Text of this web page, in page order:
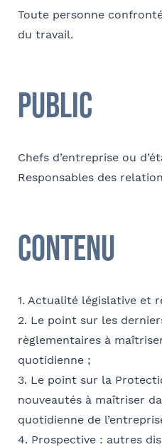
Toute personne
du travail.
Public
Chefs d’entreprise ou
Responsables des
Contenu
1. Actualité législative et
2. Le point sur les
règlementaires à
quotidienne ;
3. Le point sur la
nouveautés à maîtriser
quotidienne de
4. Prospective : autres
E-mail
Téléphone
E-mail
OPCO
Je parraine un